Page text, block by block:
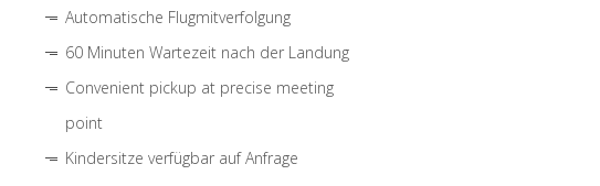
Automatische Flugmitverfolgung
60 Minuten Wartezeit nach der Landung
Convenient pickup at precise meeting
point
Kindersitze verfügbar auf Anfrage